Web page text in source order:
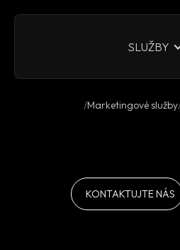
SLUŽBY
Marketingové služby
KONTAKTUJTE NÁS